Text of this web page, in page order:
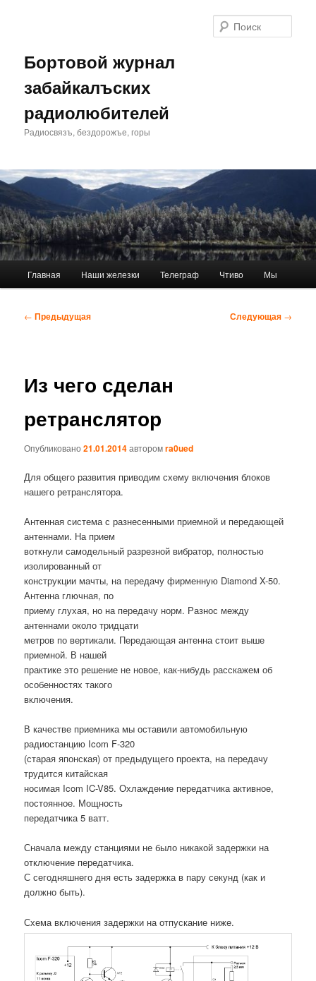
Бортовой журнал
забайкалъских
радиолюбителей
Радиосвязъ, бездорожъе, горы
Главная Наши железки Телеграф Чтиво Мы
Навигация
← Предыдущая Следующая →
Из чего сделан
ретранслятор
Опубликовано21.01.2014авторомra0ued
Для общего развития приводим схему включения блоков
нашего ретранслятора.
Антенная система с разнесенными приемной и передающей
антеннами. На прием
воткнули самодельный разрезной вибратор, полностью
изолированный от
конструкции мачты, на передачу фирменную Diamond X-50.
Антенна глючная, по
приему глухая, но на передачу норм. Разнос между
антеннами около тридцати
метров по вертикали. Передающая антенна стоит выше
приемной. В нашей
практике это решение не новое, как-нибудь расскажем об
особенностях такого
включения.
В качестве приемника мы оставили автомобильную
радиостанцию Icom F-320
(старая японская) от предыдущего проекта, на передачу
трудится китайская
носимая Icom IC-V85. Охлаждение передатчика активное,
постоянное. Мощность
передатчика 5 ватт.
Сначала между станциями не было никакой задержки на
отключение передатчика.
С сегодняшнего дня есть задержка в пару секунд (как и
должно быть).
Схема включения задержки на отпускание ниже.